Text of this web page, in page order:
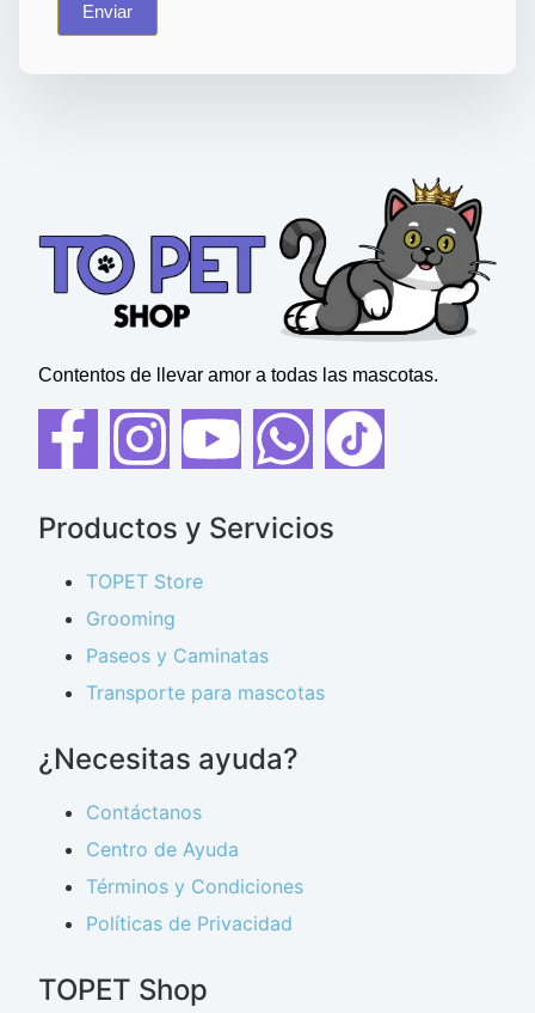
Enviar
Contentos de llevar amor a todas las mascotas.
Productos y Servicios
TOPET Store
Grooming
Paseos y Caminatas
Transporte para mascotas
¿Necesitas ayuda?
Contáctanos
Centro de Ayuda
Términos y Condiciones
Políticas de Privacidad
TOPET Shop